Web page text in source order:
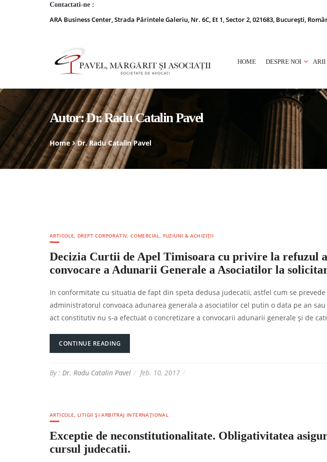
Contactati-ne :
ARA Business Center, Strada Părintele Galeriu, Nr. 6C, Et 1, Sector 2, 021683, București,
HOME DESPRE NOI ARII
Autor:Dr. Radu Catalin Pavel
Home Dr. Radu Catalin Pavel
ARTICOLE, DREPT CORPORATIV, COMERCIAL, FUZIUNI & ACHIZIȚII
Decizia Curtii de Apel Timisoara cu privire la refuzul
convocare a Adunarii Generale a Asociatilor la
In conformitate cu situatia de fapt din speta dedusa judecatii, astfel cum se
administratorul convoaca adunarea generala a asociatilor cel putin o data pe an
act constitutiv nu s-a efectuat o concretizare a convocarii adunarii generale şi de
CONTINUE READING
By : Dr. Radu Catalin Pavel feb. 10, 2017
ARTICOLE, LITIGII ȘI ARBITRAJ INTERNAȚIONAL
Exceptie de neconstitutionalitate. Obligativitatea
cursul judecatii.